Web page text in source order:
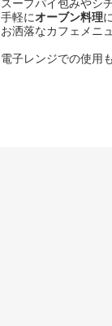
スープパイ包みやシ
手軽にオーブン料理
お洒落なカフェメニ
電子レンジでの使用